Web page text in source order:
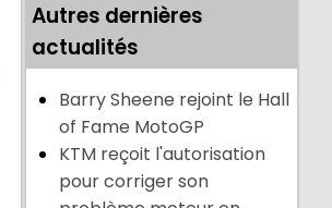
Autres dernières
actualités
Barry Sheene rejoint le Hall
of Fame MotoGP
KTM reçoit l'autorisation
pour corriger son